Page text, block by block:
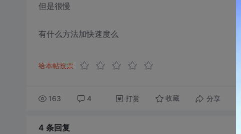
但是很慢
有什么方法加快速度么
给本帖投票
163 4 打赏 收藏 分享
4 条回复